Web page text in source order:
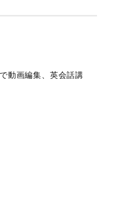
動画編集、英会話講